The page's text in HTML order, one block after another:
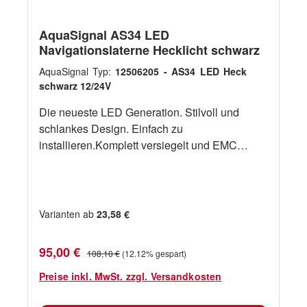
AquaSignal AS34 LED
Navigationslaterne Hecklicht schwarz
AquaSignal Typ: 12506205 - AS34 LED Heck
schwarz 12/24V
Die neueste LED Generation. Stilvoll und
schlankes Design. Einfach zu
installieren.Komplett versiegelt und EMC
und seewasserfest.Optik: Innovative
(±20%)Wasserbeständig IP 66/67/68Montage:
2 Löcher, vorverdrahtet. Ausführungen
Varianten ab 23,58 €
Verkaufspreis:
95,00 € Regulärer Preis:
108,10 € (12.12% gespart)
Preise inkl. MwSt. zzgl. Versandkosten